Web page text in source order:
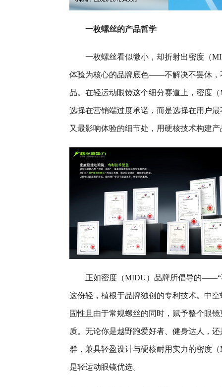
一枚螺丝的产品哲学
一枚螺丝看似微小，却折射出密度（
体验为核心的品牌底色——不解决不罢休，
品。在轻运动眼镜这个细分赛道上，密度
选择在营销端过度承诺，而是选择在用户
又最影响体验的细节处，用硬核技术构建
正如密度（MIDU）品牌所倡导的——“
这份轻，植根于品牌独创的专利技术。中
固性且由于常规螺丝的同时，赋予整个眼
质。无论你是越野跑爱好者、健身达人，
群，兼具轻盈设计与硬核耐用实力的密度
是轻运动眼镜优选。